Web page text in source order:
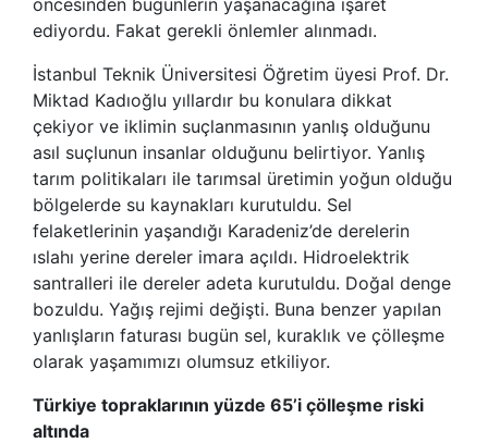
ediyordu. Fakat gerekli önlemler alınmadı.
İstanbul Teknik Üniversitesi Öğretim üyesi Prof. Dr.
Miktad Kadıoğlu yıllardır bu konulara dikkat
çekiyor ve iklimin suçlanmasının yanlış olduğunu
asıl suçlunun insanlar olduğunu belirtiyor. Yanlış
tarım politikaları ile tarımsal üretimin yoğun olduğu
bölgelerde su kaynakları kurutuldu. Sel
felaketlerinin yaşandığı Karadeniz’de derelerin
ıslahı yerine dereler imara açıldı. Hidroelektrik
santralleri ile dereler adeta kurutuldu. Doğal denge
bozuldu. Yağış rejimi değişti. Buna benzer yapılan
yanlışların faturası bugün sel, kuraklık ve çölleşme
olarak yaşamımızı olumsuz etkiliyor.
Türkiye topraklarının yüzde 65’i çölleşme riski
altında